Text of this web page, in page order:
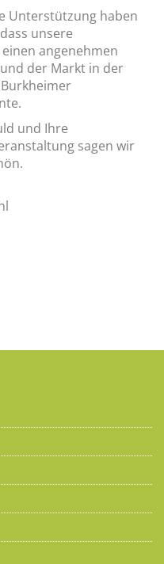
Unterstützung haben
unsere
angenehmen
der Markt in der
und Ihre
sagen wir